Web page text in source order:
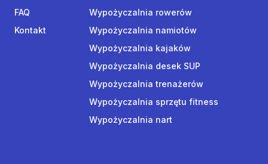
FAQ
Kontakt
Wypożyczalnia rowerów
Wypożyczalnia namiotów
Wypożyczalnia kajaków
Wypożyczalnia desek SUP
Wypożyczalnia trenażerów
Wypożyczalnia sprzętu fitness
Wypożyczalnia nart